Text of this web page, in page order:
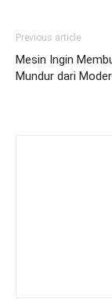
Previous article
Mesin Ingin
Mundur dari